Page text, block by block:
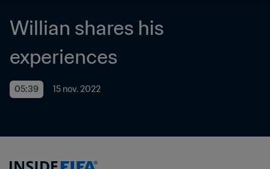
Willian shares his
experiences
05:39 15 nov. 2022